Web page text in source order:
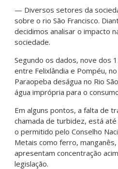
— Diversos setores da
sobre o rio São Francisco.
decidimos analisar o impacto
sociedade.
Segundo os dados, nove dos
entre Felixlândia e Pompéu,
Paraopeba deságua no Rio
água imprópria para o
Em alguns pontos, a falta de
chamada de turbidez, está
o permitido pelo Conselho
Metais como ferro,
apresentam concentração
legislação.